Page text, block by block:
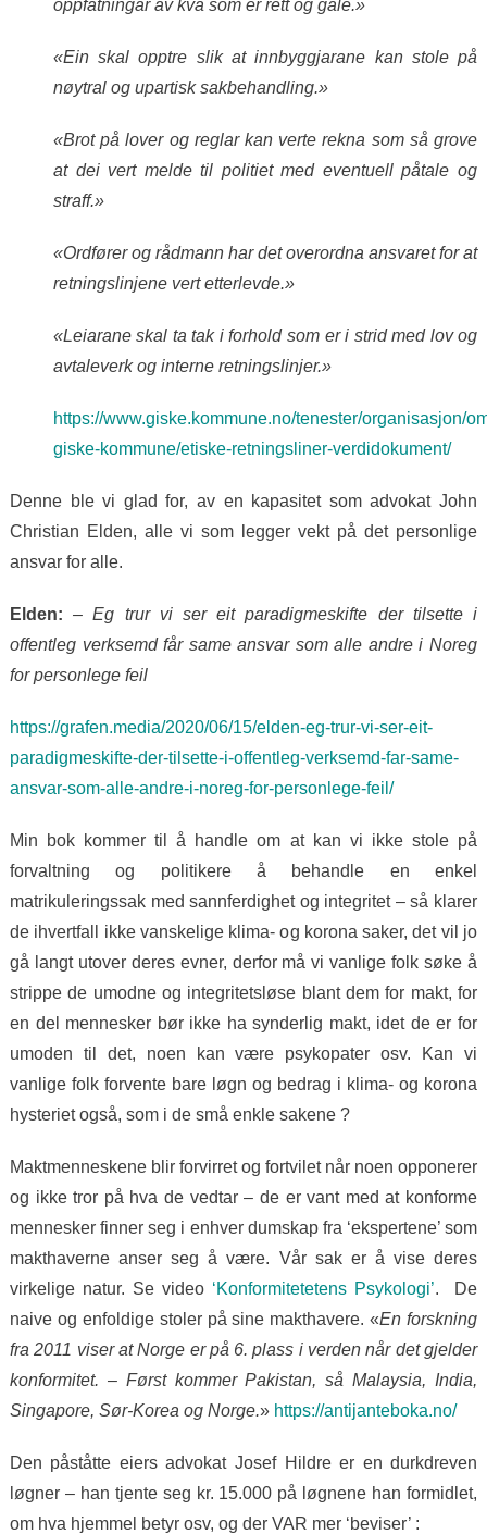
oppfatningar av kva som er rett og gale.»
«Ein skal opptre slik at innbyggjarane kan stole på
nøytral og upartisk sakbehandling.»
«Brot på lover og reglar kan verte rekna som så grove
at dei vert melde til politiet med eventuell påtale og
straff.»
«Ordfører og rådmann har det overordna ansvaret for at
retningslinjene vert etterlevde.»
«Leiarane skal ta tak i forhold som er i strid med lov og
avtaleverk og interne retningslinjer.»
https://www.giske.kommune.no/tenester/organisasjon/
giske-kommune/etiske-retningsliner-verdidokument/
Denne ble vi glad for, av en kapasitet som advokat John
Christian Elden, alle vi som legger vekt på det personlige
ansvar for alle.
Elden: – Eg trur vi ser eit paradigmeskifte der tilsette i
offentleg verksemd får same ansvar som alle andre i Noreg
for personlege feil
https://grafen.media/2020/06/15/elden-eg-trur-vi-ser-eit-
paradigmeskifte-der-tilsette-i-offentleg-verksemd-far-same-
ansvar-som-alle-andre-i-noreg-for-personlege-feil/
Min bok kommer til å handle om at kan vi ikke stole på
forvaltning og politikere å behandle en enkel
matrikuleringssak med sannferdighet og integritet – så klarer
de ihvertfall ikke vanskelige klima- og korona saker, det vil jo
gå langt utover deres evner, derfor må vi vanlige folk søke å
strippe de umodne og integritetsløse blant dem for makt, for
en del mennesker bør ikke ha synderlig makt, idet de er for
umoden til det, noen kan være psykopater osv. Kan vi
vanlige folk forvente bare løgn og bedrag i klima- og korona
hysteriet også, som i de små enkle sakene ?
Maktmenneskene blir forvirret og fortvilet når noen opponerer
og ikke tror på hva de vedtar – de er vant med at konforme
mennesker finner seg i enhver dumskap fra ‘ekspertene’ som
makthaverne anser seg å være. Vår sak er å vise deres
virkelige natur. Se video ‘Konformitetetens Psykologi’.
De
naive og enfoldige stoler på sine makthavere. «En forskning
fra 2011 viser at Norge er på 6. plass i verden når det gjelder
konformitet. – Først kommer Pakistan, så Malaysia, India,
Singapore, Sør-Korea og Norge.» https://antijanteboka.no/
Den påståtte eiers advokat Josef Hildre er en durkdreven
løgner – han tjente seg kr. 15.000 på løgnene han formidlet,
om hva hjemmel betyr osv, og der VAR mer ‘beviser’ :